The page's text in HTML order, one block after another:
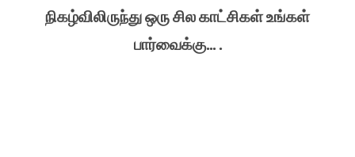
நிகழ்விலிருந்து ஒரு சில காட்சிகள் உங்கள்
பார்வைக்கு... .